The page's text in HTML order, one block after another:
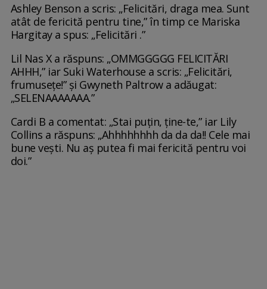
Ashley Benson a scris: „Felicitări, draga mea. Sunt
atât de fericită pentru tine,” în timp ce Mariska
Hargitay a spus: „Felicitări .”
Lil Nas X a răspuns: „OMMGGGGG FELICITĂRI
AHHH,” iar Suki Waterhouse a scris: „Felicitări,
frumusețe!” și Gwyneth Paltrow a adăugat:
„SELENAAAAAAA.”
Cardi B a comentat: „Stai puțin, ține-te,” iar Lily
Collins a răspuns: „Ahhhhhhhh da da da!! Cele mai
bune vești. Nu aș putea fi mai fericită pentru voi
doi.”